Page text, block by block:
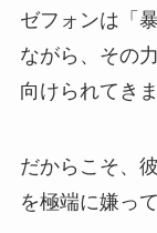
ゼフォンは「
ながら、その
向けられてきま
だからこそ、
を極端に嫌っ